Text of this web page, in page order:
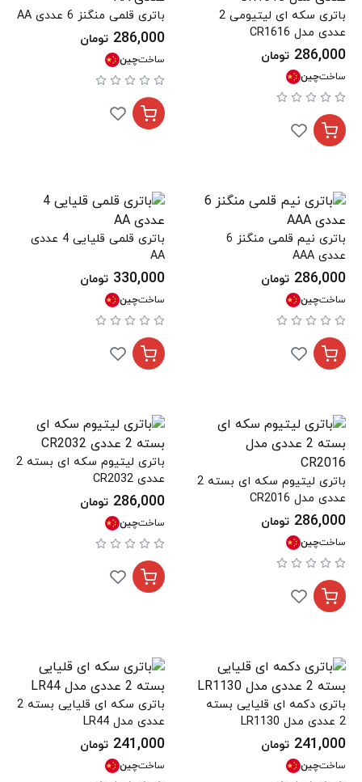
باتری سکه ای لیتیومی 2
عددی مدل CR1616
286,000 تومان
ساختچین
باتری قلمی منگنز 6 عددی AA
286,000 تومان
ساختچین
باتری نیم قلمی منگنز 6
عددی AAA
286,000 تومان
ساختچین
باتری قلمی قلیایی 4 عددی
AA
330,000 تومان
ساختچین
باتری لیتیوم سکه ای بسته 2
عددی مدل CR2016
286,000 تومان
ساختچین
باتری لیتیوم سکه ای بسته 2
عددی CR2032
286,000 تومان
ساختچین
باتری دکمه ای قلیایی بسته
2 عددی مدل LR1130
241,000 تومان
ساختچین
باتری سکه ای قلیایی بسته 2
عددی مدل LR44
241,000 تومان
ساختچین